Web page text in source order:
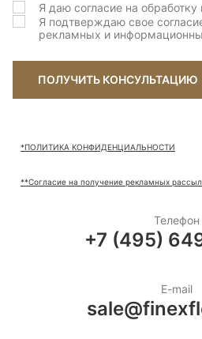
Я даю согласие на
Я подтверждаю свое
рекламных и
ПОЛУЧИТЬ КОНСУЛЬТАЦИЮ
*ПОЛИТИКА КОНФИДЕНЦИАЛЬНОСТИ
**Согласие на получение рекламных
Телефон
+7 (495)
E-mail